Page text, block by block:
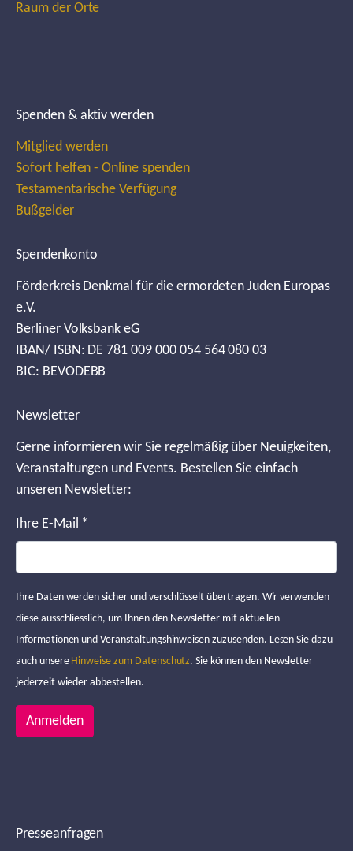
Raum der Orte
Spenden & aktiv werden
Mitglied werden
Sofort helfen - Online spenden
Testamentarische Verfügung
Bußgelder
Spendenkonto
Förderkreis Denkmal für die ermordeten Juden Europas
e.V.
Berliner Volksbank eG
IBAN/ ISBN: DE 781 009 000 054 564 080 03
BIC: BEVODEBB
Newsletter
Gerne informieren wir Sie regelmäßig über Neuigkeiten,
Veranstaltungen und Events. Bestellen Sie einfach
unseren Newsletter:
Ihre E-Mail *
Ihre Daten werden sicher und verschlüsselt übertragen. Wir verwenden
diese ausschliesslich, um Ihnen den Newsletter mit aktuellen
Informationen und Veranstaltungshinweisen zuzusenden. Lesen Sie dazu
auch unsere Hinweise zum Datenschutz. Sie können den Newsletter
jederzeit wieder abbestellen.
Anmelden
Presseanfragen